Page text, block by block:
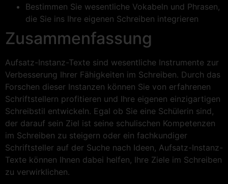
Bestimmen Sie wesentliche Vokabeln und Phrasen,
die Sie ins Ihre eigenen Schreiben integrieren
Zusammenfassung
Aufsatz-Instanz-Texte sind wesentliche Instrumente zur
Verbesserung Ihrer Fähigkeiten im Schreiben. Durch das
Forschen dieser Instanzen können Sie von erfahrenen
Schriftstellern profitieren und Ihre eigenen einzigartigen
Schreibstil entwickeln. Egal ob Sie eine Schülerin sind,
der darauf sein Ziel ist seine schulischen Kompetenzen
im Schreiben zu steigern oder ein fachkundiger
Schriftsteller auf der Suche nach Ideen, Aufsatz-Instanz-
Texte können Ihnen dabei helfen, Ihre Ziele im Schreiben
zu verwirklichen.